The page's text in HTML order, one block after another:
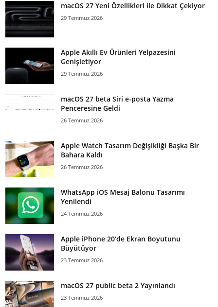
macOS 27 Yeni Özellikleri ile Dikkat Çekiyor
29 Temmuz 2026
Apple Akıllı Ev Ürünleri Yelpazesini
Genişletiyor
29 Temmuz 2026
macOS 27 beta Siri e-posta Yazma
Penceresine Geldi
26 Temmuz 2026
Apple Watch Tasarım Değişikliği Başka Bir
Bahara Kaldı
26 Temmuz 2026
WhatsApp iOS Mesaj Balonu Tasarımı
Yenilendi
24 Temmuz 2026
Apple iPhone 20’de Ekran Boyutunu
Büyütüyor
23 Temmuz 2026
macOS 27 public beta 2 Yayınlandı
23 Temmuz 2026